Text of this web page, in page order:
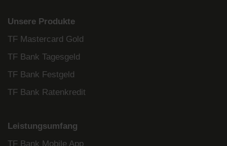
Unsere Produkte
TF Mastercard Gold
TF Bank Tagesgeld
TF Bank Festgeld
TF Bank Ratenkredit
Leistungsumfang
TF Bank Mobile App